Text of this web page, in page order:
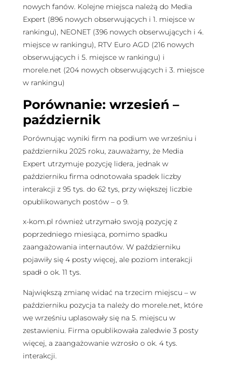
nowych fanów. Kolejne miejsca należą do Media
Expert (896 nowych obserwujących i 1. miejsce w
rankingu), NEONET (396 nowych obserwujących i 4.
miejsce w rankingu), RTV Euro AGD (216 nowych
obserwujących i 5. miejsce w rankingu) i
morele.net (204 nowych obserwujących i 3. miejsce
w rankingu)
Porównanie: wrzesień –
październik
Porównując wyniki firm na podium we wrześniu i
październiku 2025 roku, zauważamy, że Media
Expert utrzymuje pozycję lidera, jednak w
październiku firma odnotowała spadek liczby
interakcji z 95 tys. do 62 tys, przy większej liczbie
opublikowanych postów – o 9.
x-kom.pl również utrzymało swoją pozycję z
poprzedniego miesiąca, pomimo spadku
zaangażowania internautów. W październiku
pojawiły się 4 posty więcej, ale poziom interakcji
spadł o ok. 11 tys.
Największą zmianę widać na trzecim miejscu – w
październiku pozycja ta należy do morele.net, które
we wrześniu uplasowały się na 5. miejscu w
zestawieniu. Firma opublikowała zaledwie 3 posty
więcej, a zaangażowanie wzrosło o ok. 4 tys.
interakcji.